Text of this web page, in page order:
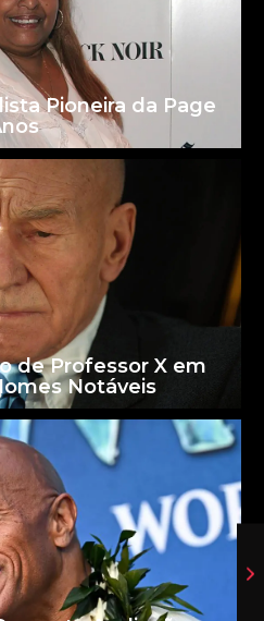
Pioneira da Page
de Professor X em
Notáveis